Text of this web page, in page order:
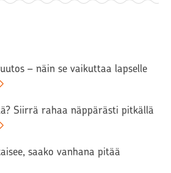
– näin se vaikuttaa lapselle
Siirrä rahaa näppärästi pitkällä
saako vanhana pitää